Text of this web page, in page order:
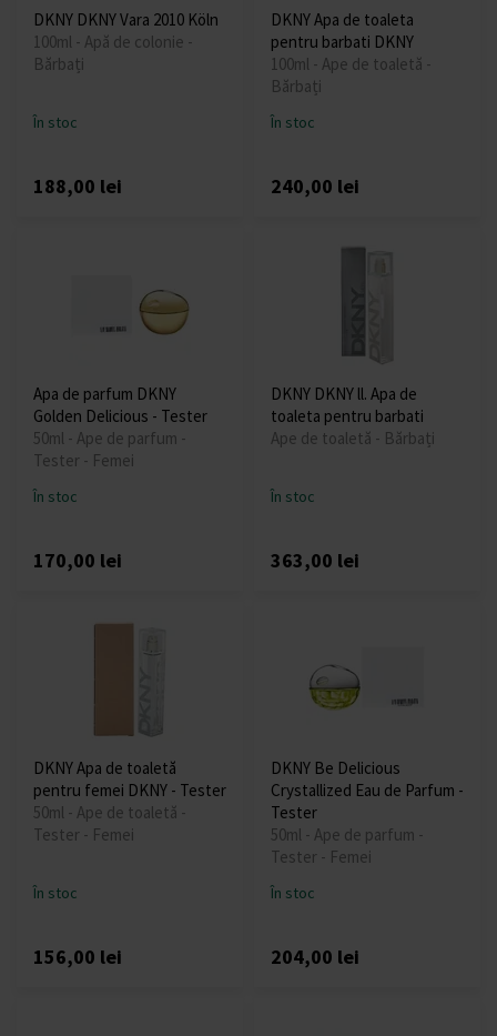
DKNY DKNY Vara 2010 Köln
100ml - Apă de colonie -
Bărbați
În stoc
188,00 lei
DKNY Apa de toaleta
pentru barbati DKNY
100ml - Ape de toaletă -
Bărbați
În stoc
240,00 lei
Apa de parfum DKNY
Golden Delicious - Tester
50ml - Ape de parfum -
Tester - Femei
În stoc
170,00 lei
DKNY DKNY ll. Apa de
toaleta pentru barbati
Ape de toaletă - Bărbați
În stoc
363,00 lei
DKNY Apa de toaletă
pentru femei DKNY - Tester
50ml - Ape de toaletă -
Tester - Femei
În stoc
156,00 lei
DKNY Be Delicious
Crystallized Eau de Parfum -
Tester
50ml - Ape de parfum -
Tester - Femei
În stoc
204,00 lei